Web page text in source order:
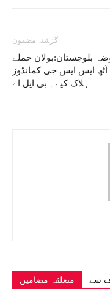
گزشتہ مضمون
بلوچستان:بولان حملے
آٹھ ایس ایس جی کمانڈوز
ہلاک کیے۔ بی ایل اے
متعلقہ مضامین سے